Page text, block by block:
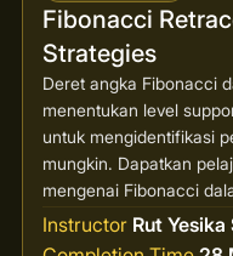
Fibonacci
Strategies
Deret angka Fibonacci
menentukan level
untuk mengidentifikasi
mungkin. Dapatkan
mengenai Fibonacci
Instructor Rut Yesika